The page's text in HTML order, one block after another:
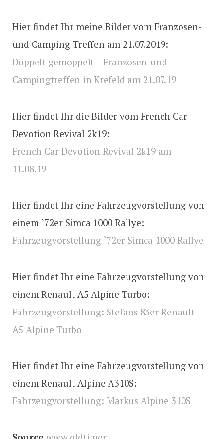
Hier findet Ihr meine Bilder vom Franzosen-
und Camping-Treffen am 21.07.2019:
Doppelt gemoppelt – Franzosen-und
Campingtreffen in Krefeld am 21.07.19
Hier findet Ihr die Bilder vom French Car
Devotion Revival 2k19:
French Car Devotion Revival 2k19 am
11.08.19
Hier findet Ihr eine Fahrzeugvorstellung von
einem `72er Simca 1000 Rallye:
Fahrzeugvorstellung `72er Simca 1000 Rallye
Hier findet Ihr eine Fahrzeugvorstellung von
einem Renault A5 Alpine Turbo:
Fahrzeugvorstellung: Stefans 83er Renault
A5 Alpine Turbo
Hier findet Ihr eine Fahrzeugvorstellung von
einem Renault Alpine A310S:
Fahrzeugvorstellung: Markus Alpine 310S